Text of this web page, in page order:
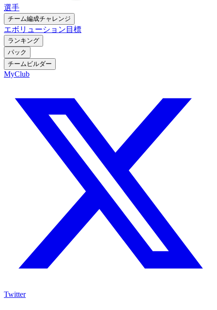
選手
チーム編成チャレンジ
エボリューション 目標
ランキング
パック
チームビルダー
MyClub
Twitter